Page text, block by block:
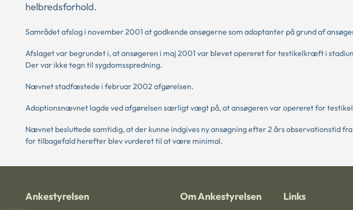
helbredsforhold.
Samrådet afslog i november 2001 at godkende ansøgerne som adoptanter på grund af
Afslaget var begrundet i, at ansøgeren i maj 2001 var blevet opereret for testikelkræft i
Der var ikke tegn til sygdomsspredning.
Nævnet stadfæstede i februar 2002 afgørelsen.
Adoptionsnævnet lagde ved afgørelsen særligt vægt på, at ansøgeren var opereret for
Nævnet besluttede samtidig, at der kunne indgives ny ansøgning efter 2 års observationstid
for tilbagefald herefter blev vurderet til at være minimal.
Ankestyrelsen Om Ankestyrelsen Links